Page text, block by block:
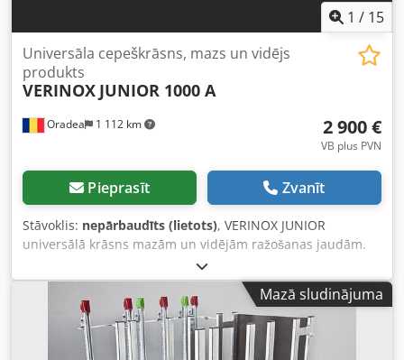
1 / 15
Oradea 1 112 km
Universāla cepeškrāsns, mazs un vidējs
produkts
VERINOX JUNIOR 1000 A
2 900 €
VB plus PVN
Pieprasīt Zvanīt
Stāvoklis: nepārbaudīts (lietots), VERINOX JUNIOR
universālā krāsns mazām un vidējām ražošanas jaudām.
Mūsu vismodernāko industriālo sistēmu tehnoloģiskā
izcilība — pielietota mazām un automātiskām vidēja
mēroga cepeškrāsnīm — nodrošina maksimālu veiktspēju
un augstākās kvalitātes produktus. Krāsns ar piespiedu
vilkmes ventilāciju sausai cepšanai, tvaicēšanai, žāvēšanai
Mazā sludinājuma